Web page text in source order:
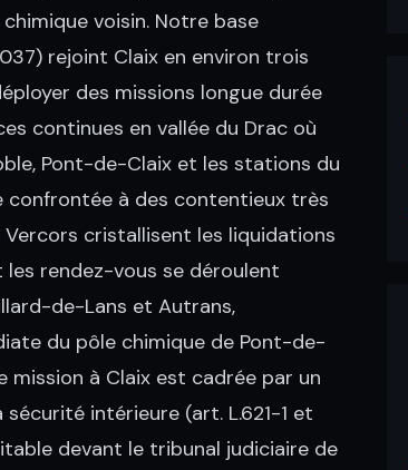
voisin. Notre base
rejoint Claix en environ trois
des missions longue durée
continues en vallée du Drac où
Pont-de-Claix et les stations du
confrontée à des contentieux très
cristallisent les liquidations
rendez-vous se déroulent
de-Lans et Autrans,
du pôle chimique de Pont-de-
mission à Claix est cadrée par un
intérieure (art. L.621-1 et
devant le tribunal judiciaire de